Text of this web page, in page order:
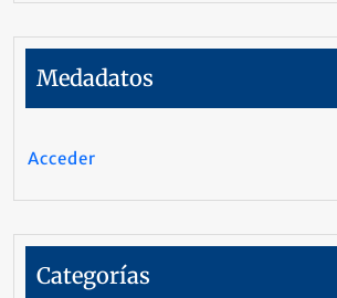
Medadatos
Acceder
Categorías